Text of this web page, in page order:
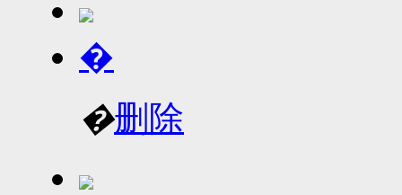
�
�删除